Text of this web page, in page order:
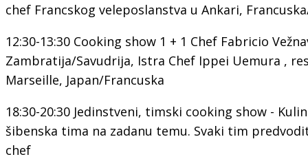
chef Francskog veleposlanstva u Ankari,
12:30-13:30 Cooking show 1 + 1 Chef Fabricio
Zambratija/Savudrija, Istra Chef Ippei Uemura ,
Marseille, Japan/Francuska
18:30-20:30 Jedinstveni, timski cooking show -
šibenska tima na zadanu temu. Svaki tim
chef